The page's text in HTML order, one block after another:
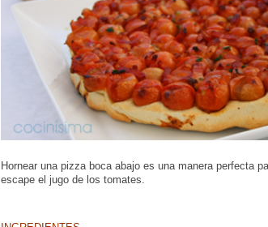
Hornear una pizza boca abajo es una manera perfecta
escape el jugo de los tomates.